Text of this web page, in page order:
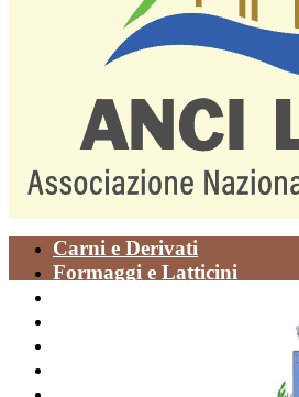
Carni e Derivati
Formaggi e Latticini